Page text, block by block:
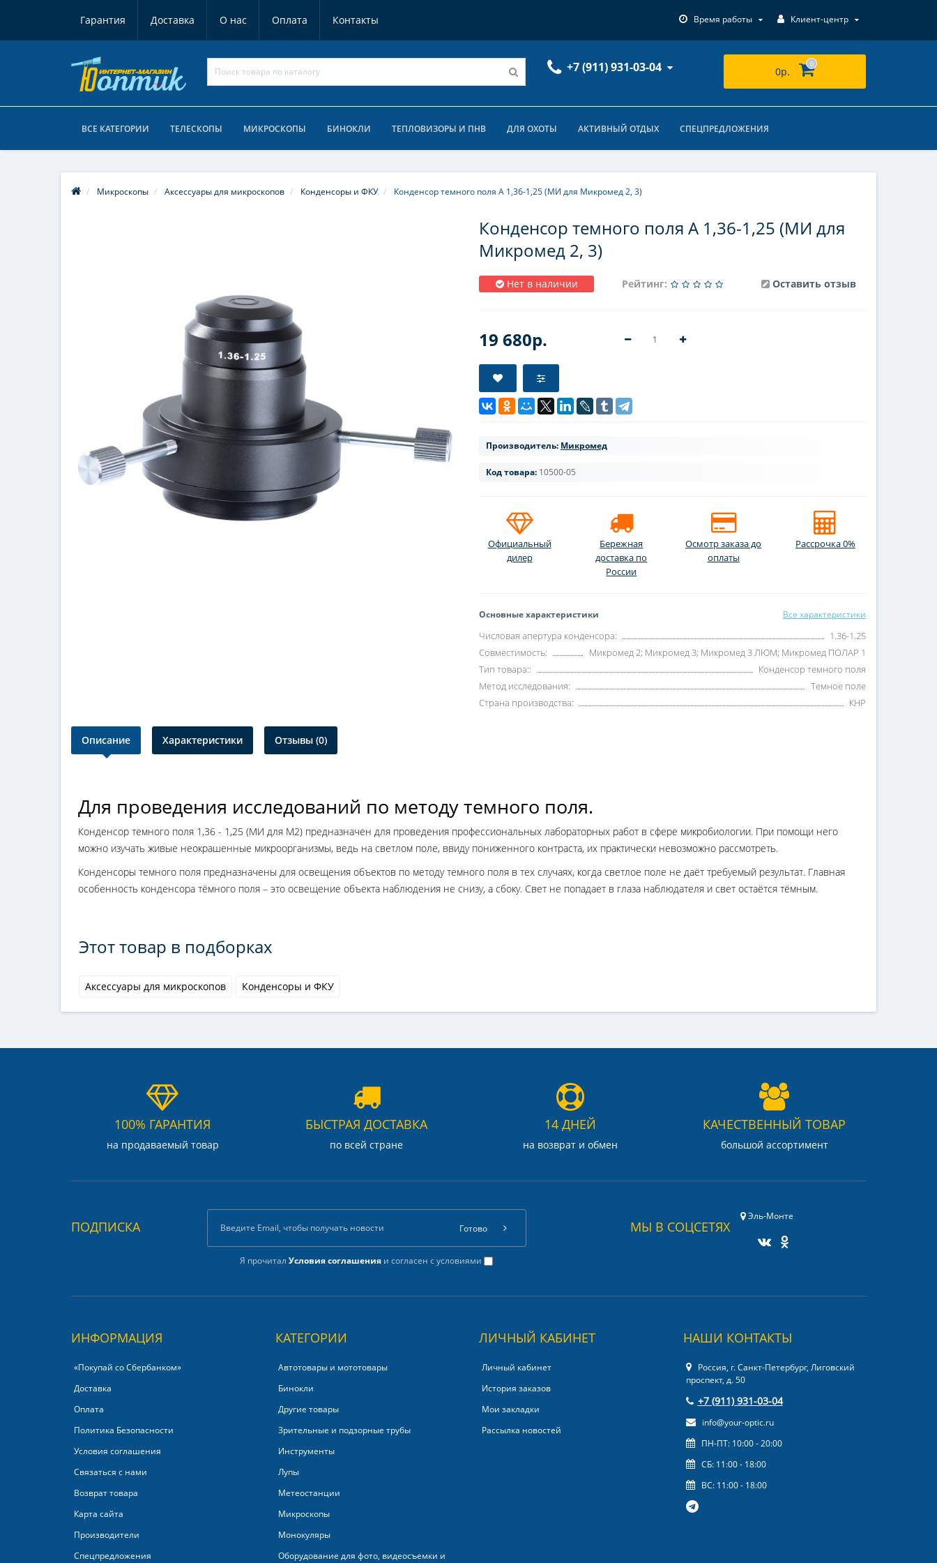
Гарантия Доставка О нас Оплата Контакты Время работы Клиент-центр
+7 (911) 931-03-04 0р.
0
ВСЕ КАТЕГОРИИ ТЕЛЕСКОПЫ МИКРОСКОПЫ БИНОКЛИ ТЕПЛОВИЗОРЫ И ПНВ ДЛЯ ОХОТЫ АКТИВНЫЙ ОТДЫХ СПЕЦПРЕДЛОЖЕНИЯ
Микроскопы Аксессуары для микроскопов Конденсоры и ФКУ Конденсор темного поля А 1,36-1,25 (МИ для Микромед 2, 3)
Конденсор темного поля А 1,36-1,25 (МИ для
Микромед 2, 3)
Нет в наличии Рейтинг: Оставить отзыв
19 680р.
Производитель: Микромед
Код товара: 10500-05
Официальный
дилер
Бережная
доставка по
России
Осмотр заказа до
оплаты
Рассрочка 0%
Основные характеристики Все характеристики
Числовая апертура конденсора:
1.36-1.25
Совместимость:
Микромед 2; Микромед 3; Микромед 3 ЛЮМ; Микромед ПОЛАР 1
Тип товара::
Конденсор темного поля
Метод исследования:
Темное поле
Страна производства:
КНР
Описание Характеристики Отзывы (0)
Для проведения исследований по методу темного поля.
Конденсор темного поля 1,36 - 1,25 (МИ для М2) предназначен для проведения профессиональных лабораторных работ в сфере микробиологии. При помощи него
можно изучать живые неокрашенные микроорганизмы, ведь на светлом поле, ввиду пониженного контраста, их практически невозможно рассмотреть.
Конденсоры темного поля предназначены для освещения объектов по методу темного поля в тех случаях, когда светлое поле не даёт требуемый результат. Главная
особенность конденсора тёмного поля – это освещение объекта наблюдения не снизу, а сбоку. Свет не попадает в глаза наблюдателя и свет остаётся тёмным.
Этот товар в подборках
Аксессуары для микроскопов Конденсоры и ФКУ
100% ГАРАНТИЯ
на продаваемый товар
БЫСТРАЯ ДОСТАВКА
по всей стране
14 ДНЕЙ
на возврат и обмен
КАЧЕСТВЕННЫЙ ТОВАР
большой ассортимент
ПОДПИСКА
Я прочиталУсловия соглашения и согласен с условиями
Готово МЫ В СОЦСЕТЯХ
Эль-Монте
ИНФОРМАЦИЯ
«Покупай со Сбербанком»‎
Доставка
Оплата
Политика Безопасности
Условия соглашения
Связаться с нами
Возврат товара
Карта сайта
Производители
Спецпредложения
КАТЕГОРИИ
Автотовары и мототовары
Бинокли
Другие товары
Зрительные и подзорные трубы
Инструменты
Лупы
Метеостанции
Микроскопы
Монокуляры
Оборудование для фото, видеосъемки и
ЛИЧНЫЙ КАБИНЕТ
Личный кабинет
История заказов
Мои закладки
Рассылка новостей
НАШИ КОНТАКТЫ
Россия, г. Санкт-Петербург, Лиговский
проспект, д. 50
+7 (911) 931-03-04
info@your-optic.ru
ПН-ПТ: 10:00 - 20:00
СБ: 11:00 - 18:00
ВС: 11:00 - 18:00